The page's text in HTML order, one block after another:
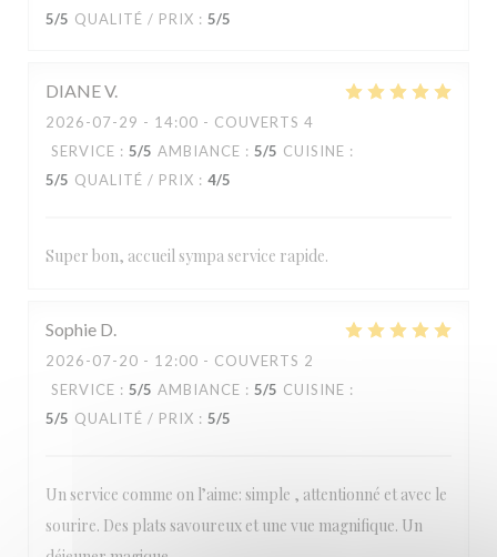
5/5 QUALITÉ / PRIX : 5/5
DIANEV
2026-07-29 - 14:00 - COUVERTS 4
SERVICE : 5/5 AMBIANCE : 5/5 CUISINE :
5/5 QUALITÉ / PRIX : 4/5
Super bon, accueil sympa service rapide.
Sophie D
2026-07-20 - 12:00 - COUVERTS 2
SERVICE : 5/5 AMBIANCE : 5/5 CUISINE :
5/5 QUALITÉ / PRIX : 5/5
Un service comme on l’aime: simple , attentionné et avec le
sourire. Des plats savoureux et une vue magnifique. Un